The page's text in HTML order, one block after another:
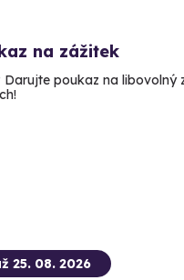
na zážitek
poukaz na libovolný
25. 08. 2026